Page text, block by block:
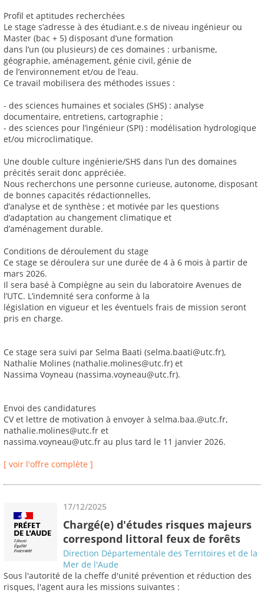
Profil et aptitudes recherchées
Le stage s’adresse à des étudiant.e.s de niveau ingénieur ou
Master (bac + 5) disposant d’une formation
dans l’un (ou plusieurs) de ces domaines : urbanisme,
géographie, aménagement, génie civil, génie de
de l’environnement et/ou de l’eau.
Ce travail mobilisera des méthodes issues :
- des sciences humaines et sociales (SHS) : analyse
documentaire, entretiens, cartographie ;
- des sciences pour l’ingénieur (SPI) : modélisation hydrologique
et/ou microclimatique.
Une double culture ingénierie/SHS dans l’un des domaines
précités serait donc appréciée.
Nous recherchons une personne curieuse, autonome, disposant
de bonnes capacités rédactionnelles,
d’analyse et de synthèse ; et motivée par les questions
d’adaptation au changement climatique et
d’aménagement durable.
Conditions de déroulement du stage
Ce stage se déroulera sur une durée de 4 à 6 mois à partir de
mars 2026.
Il sera basé à Compiègne au sein du laboratoire Avenues de
l’UTC. L’indemnité sera conforme à la
législation en vigueur et les éventuels frais de mission seront
pris en charge.
Ce stage sera suivi par Selma Baati (selma.baati@utc.fr),
Nathalie Molines (nathalie.molines@utc.fr) et
Nassima Voyneau (nassima.voyneau@utc.fr).
Envoi des candidatures
CV et lettre de motivation à envoyer à selma.baa.@utc.fr,
nathalie.molines@utc.fr et
nassima.voyneau@utc.fr au plus tard le 11 janvier 2026.
[ voir l'offre complète ]
17/12/2025
Chargé(e) d'études risques majeurs
correspond littoral feux de forêts
Direction Départementale des Territoires et de la
Mer de l'Aude
Sous l'autorité de la cheffe d'unité prévention et réduction des
risques, l'agent aura les missions suivantes :